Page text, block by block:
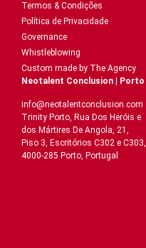
Termos & Condições
Política de Privacidade
Governance
Whistleblowing
Custom made by The Agency
Neotalent Conclusion | Porto
info@neotalentconclusion.com
Trinity Porto, Rua Dos Heróis e
dos Mártires De Angola, 21,
Piso 3, Escritórios C302 e C303,
4000-285 Porto, Portugal